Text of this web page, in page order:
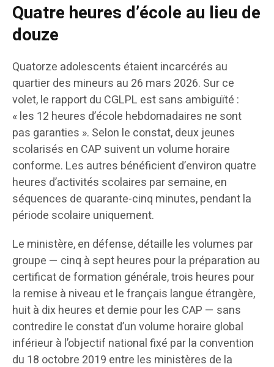
Quatre heures d’école au lieu de
douze
Quatorze adolescents étaient incarcérés au
quartier des mineurs au 26 mars 2026. Sur ce
volet, le rapport du CGLPL est sans ambiguïté :
« les 12 heures d’école hebdomadaires ne sont
pas garanties ». Selon le constat, deux jeunes
scolarisés en CAP suivent un volume horaire
conforme. Les autres bénéficient d’environ quatre
heures d’activités scolaires par semaine, en
séquences de quarante-cinq minutes, pendant la
période scolaire uniquement.
Le ministère, en défense, détaille les volumes par
groupe — cinq à sept heures pour la préparation au
certificat de formation générale, trois heures pour
la remise à niveau et le français langue étrangère,
huit à dix heures et demie pour les CAP — sans
contredire le constat d’un volume horaire global
inférieur à l’objectif national fixé par la convention
du 18 octobre 2019 entre les ministères de la